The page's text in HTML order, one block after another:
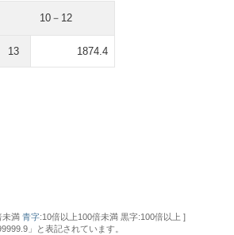
10－12
13 1874.4
未満 青字:10倍以上100倍未満 黒字:100倍以上 ]
」と表記されています。